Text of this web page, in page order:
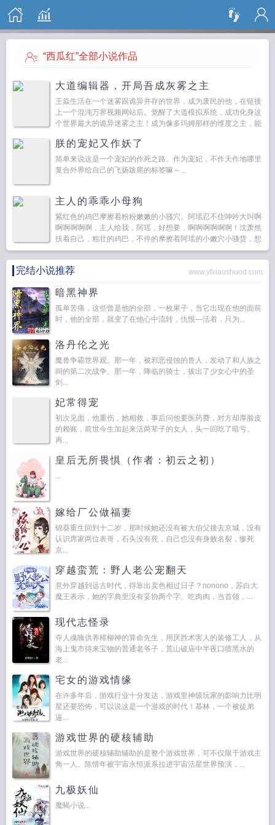
搜 索
“西瓜红”全部小说作品
大道编辑器，开局吾成灰雾之主
王焱生活在一个迷雾跟诡异并存的世界，成为废民的他，在链接
上一个混沌万界视频网站后。觉醒了大道模拟系统，成功化身这
个世界最大的诡异迷雾之主！成为像多玛姆那样的维度之主，能
朕的宠妃又作妖了
简单来说这是一个宠妃的作死之路。作为宠妃，不作天作地哪里
复合外界给自己的飞扬跋扈的标签嘛～...
主人的乖乖小母狗
紫红色的鸡巴摩擦着粉粉嫩嫩的小骚穴。阿瑶忍不住呻吟大叫啊
啊啊啊啊啊，主人给我，阿瑶，好想要，啊啊啊啊啊啊！沈萧然
扶着自己，粗壮的鸡巴，不停的摩擦着阿瑶的小嫩穴小骚货，想
要就叫出来啊，像狗一样的叫！阿瑶立刻听话的大...
完结小说推荐 www.yfxiaoshuod.com
暗黑神界
孤单苦痛，这些曾是他的全部，一枚果子，当它出现在他的面前
时，他的全部，就变了在他心中流转，仇恨—活着，只为...
洛丹伦之光
魔兽争霸世界观。那一年，被邪恶侵蚀的兽人，发动了和人族之
间的第二次战争。那一年，降临的骑士，拔出了少女心中的圣
剑...
妃常得宠
初次见面，他重伤，她相救，事后问他要医药费，对方却厚脸皮
的赖账，前世今生加起来活两辈子的女人，头一回吃了暗亏。
再...
皇后无所畏惧（作者：初云之初）
...
嫁给厂公做福妻
锦葵重生回到十二岁，那时候她还没有被大伯父接去京城，没有
认识席家两位表哥，石头没有死，自己也没有身败名裂，惨死
京...
穿越蛮荒：野人老公宠翻天
意外穿越到远古时代，得靠出卖色相过日子？nonono，苏白大
魔王表示，她的字典里没有妥协两个字。吃肉肉，当首领，...
现代志怪录
夺人魂魄供养樟柳神的算命先生，用厌胜术害人的装修工人，从
海上鬼市得来宝物的普通老爷子，荒山破庙中半夜口喷黑水的
老...
宅女的游戏情缘
在许多年后，游戏行业十分发达，游戏里神级玩家的影响力比明
星还要恐怖，可以说这是一个游戏的时代！慕林，一个被徒弟
逼...
游戏世界的硬核辅助
游戏世界的硬核辅助辅助的是整个游戏世界，可不仅限于游戏主
角一人。陈惜年被宇宙永恒派系拉进宇宙活星世界预演，...
九极妖仙
魔蝎小说...